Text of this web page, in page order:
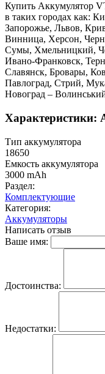
Купить Аккумулятор
в таких городах как:
Запорожье, Львов,
Винница, Херсон,
Сумы, Хмельницкий,
Ивано-Франковск,
Славянск, Бровары,
Павлоград, Стрий,
Новоград –
Характеристики:
Тип аккумулятора
18650
Емкость аккумулятора
3000 mAh
Раздел:
Комплектующие
Категория:
Аккумуляторы
Написать отзыв
Ваше имя:
Достоинства:
Недостатки: